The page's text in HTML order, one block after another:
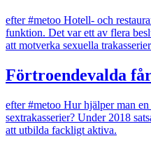
efter #metoo Hotell- och
funktion. Det var ett av flera
att motverka sexuella
Förtroendevalda
efter #metoo Hur hjälper man
sextrakasserier? Under 2018
att utbilda fackligt aktiva.